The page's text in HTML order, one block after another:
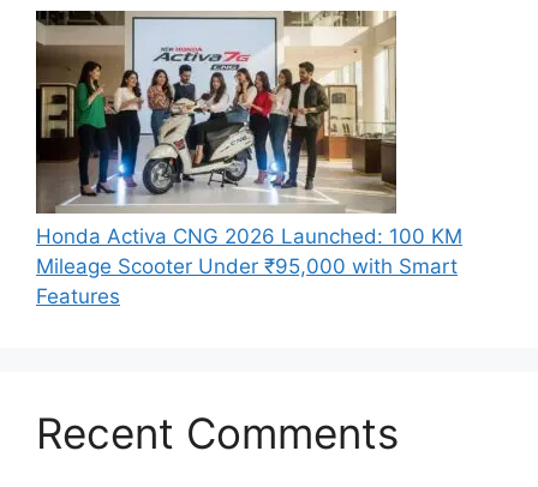
Honda Activa CNG 2026 Launched: 100 KM
Mileage Scooter Under ₹95,000 with Smart
Features
Recent Comments